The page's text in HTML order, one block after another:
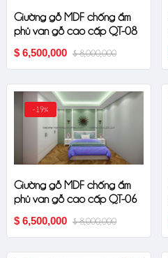
Giường gỗ MDF chống ẩm
phủ van gỗ cao cấp QT-08
$ 6,500,000 $ 8,000,000
-19%
Giường gỗ MDF chống ẩm
phủ van gỗ cao cấp QT-06
$ 6,500,000 $ 8,000,000